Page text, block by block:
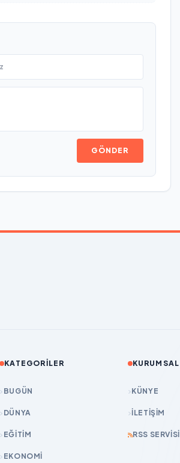
GÖNDER
KATEGORILER
BUGÜN
DÜNYA
EĞİTİM
EKONOMİ
KURUMSAL
KÜNYE
İLETIŞIM
RSS SERVISI